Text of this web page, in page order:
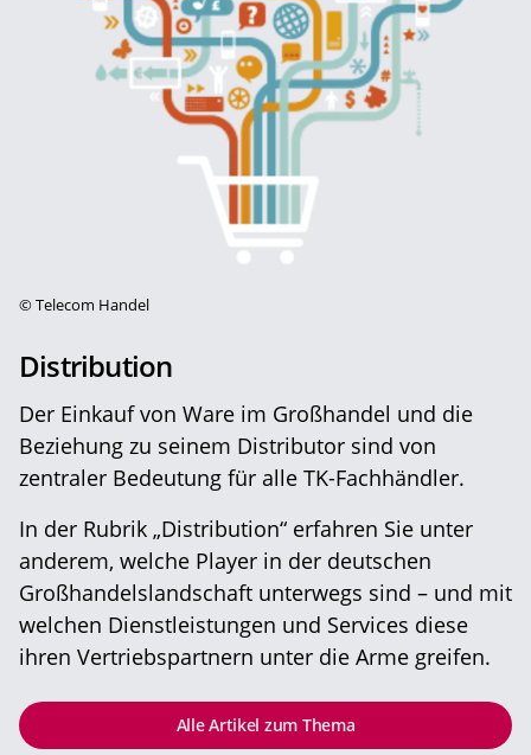
©Telecom Handel
Distribution
Der Einkauf von Ware im Großhandel und die
Beziehung zu seinem Distributor sind von
zentraler Bedeutung für alle TK-Fachhändler.
In der Rubrik „Distribution“ erfahren Sie unter
anderem, welche Player in der deutschen
Großhandelslandschaft unterwegs sind – und mit
welchen Dienstleistungen und Services diese
ihren Vertriebspartnern unter die Arme greifen.
Alle Artikel zum Thema